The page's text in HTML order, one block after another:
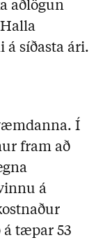
aðlögun
á síðasta ári.
Í
fram að
á
tæpar 53